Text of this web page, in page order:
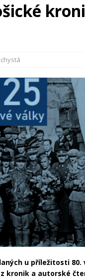
u příležitosti
kronik a autorské